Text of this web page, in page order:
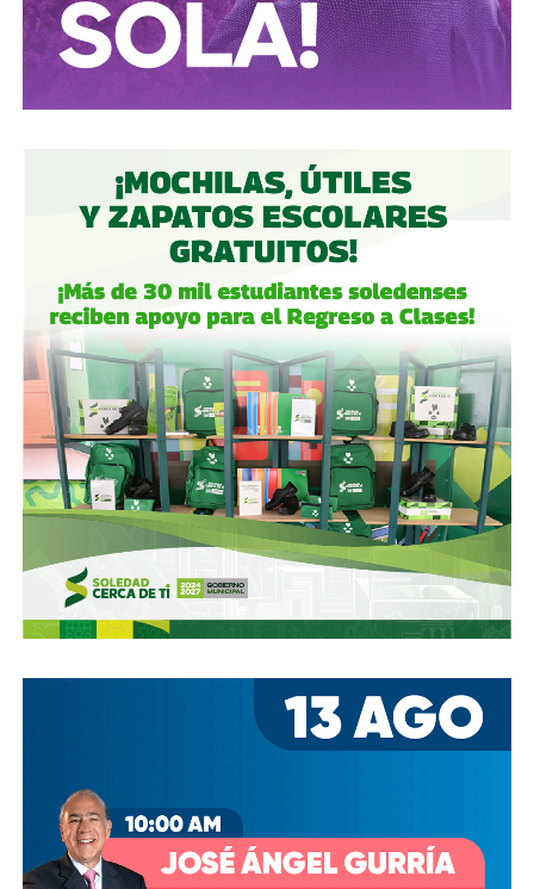
También lee:
La mafia de los franeleros en el Centro
Histórico de San Luis Potosí
SAN LUIS POTOSÍ
18 cárteles tienen presencia en el 70% de San Luis
NO TE PIERDAS
Soledad será sede del Spartan Race